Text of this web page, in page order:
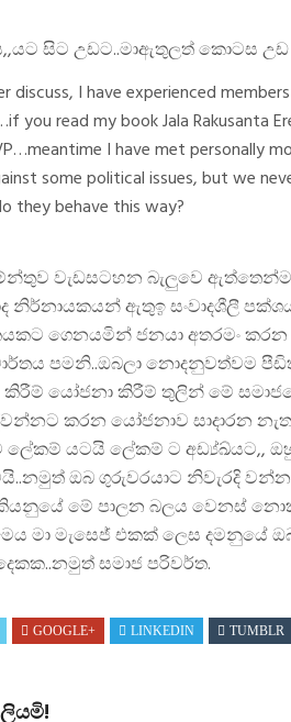
සිට උඩට..මාඇතුලත් කොටස
I have experienced
you read my book Jala Rakusanta
I have met personally
some political issues, but we
they behave this way?
වැඩසටහන බැලුවෙ
නිර්නායකයන් ඇතුඉ සංවාදශීලී
ගෙනයමින් ජනයා අතරමං
පමනි..ඔබලා නොදනුවත්වම
යෝජනා කිරීම් තුලින් මේ
කරන යෝජනාව සාදාරන
යටයි ලේකම් ට අඩ්‍ය්ඛ්යට,,
ඔබ ගුරුවරයාට නිවැරදි
මේ පාලන බලය වෙනස්
මා මැසෙජ් එකක් ලෙස දමනුයේ
සමාජ පරිවර්ත.
GOOGLE+ LINKEDIN TUMBLR